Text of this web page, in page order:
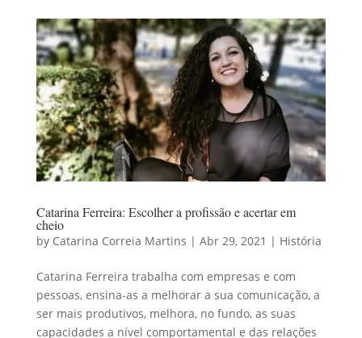
Catarina Ferreira: Escolher a profissão e acertar em
cheio
by Catarina Correia Martins | Abr 29, 2021 | História
Catarina Ferreira trabalha com empresas e com
pessoas, ensina-as a melhorar a sua comunicação, a
ser mais produtivos, melhora, no fundo, as suas
capacidades a nível comportamental e das relações